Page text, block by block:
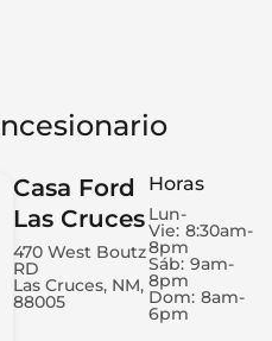
Casa Ford
Las Cruces
470 West Boutz
RD
Las Cruces, NM,
88005
Horas
Lun-
Vie: 8:30am-
8pm
Sáb: 9am-
8pm
Dom: 8am-
6pm